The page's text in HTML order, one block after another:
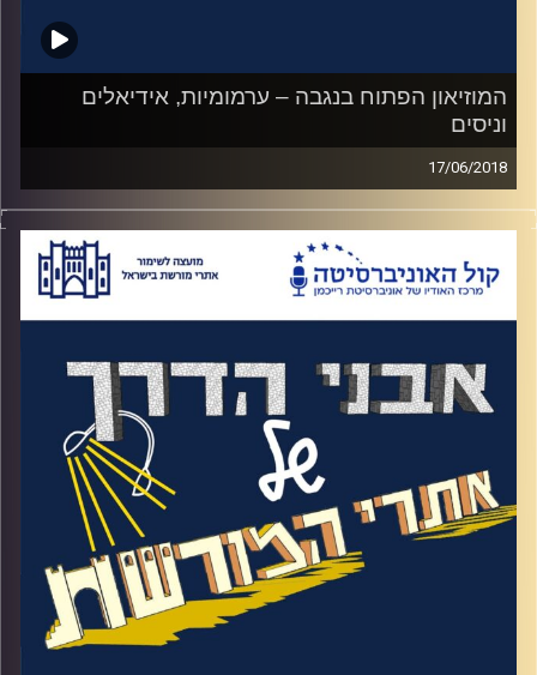
המוזיאון הפתוח בנגבה – ערמומיות, אידיאלים
וניסים
17/06/2018
ב21 למאי 1948 תקפו לראשונה המצרים את
נגבה. הפצצת מטוסים מצרים הרגה את יצחק
(יואב) דובנו,מפקד נגבה ועוד ארבעה לוחמים.
מבחינת 166 לוחמים שהתמודדו מול 1,000
ההוראה מלמעלה הייתה "עד הכדור האחרון"
ונגבה לא נכנעה. על הגאונות שמאחורי ישובי
חומה ומגדל, הטמנת 2,200 מוקשים שהצילו
את הקיבוץ, מפקד חדש שנכנס לנעליים
הגדולות של דובנו ומבצע יואב שנקרא על שם
יעקב דובנו והיה זה שגירש את המצרים
מהדרום. וגם טנק שעדיין נמצא בקיבוץ אך
בכלל אינו קשור לקרבות שהיו שם. האזינו לאורי